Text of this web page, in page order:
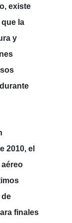
existe
la
y
2010, el
de
finales